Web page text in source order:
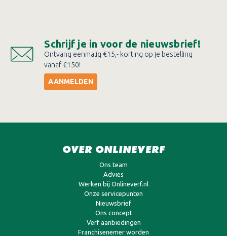
Schrijf je in voor de nieuwsbrief!
Ontvang eenmalig €15,- korting op je bestelling
vanaf €150!
AANMELDEN
OVER ONLINEVERF
Ons team
Advies
Werken bij Onlineverf.nl
Onze servicepunten
Nieuwsbrief
Ons concept
Verf aanbiedingen
Franchisenemer worden